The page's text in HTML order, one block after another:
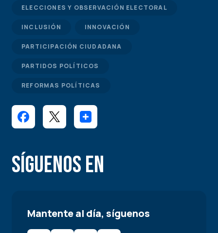
ELECCIONES Y OBSERVACIÓN ELECTORAL
INCLUSIÓN INNOVACIÓN
PARTICIPACIÓN CIUDADANA
PARTIDOS POLÍTICOS
REFORMAS POLÍTICAS
Síguenos en
Mantente al día, síguenos